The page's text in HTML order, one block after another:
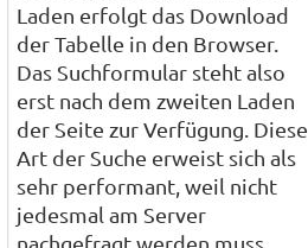
Laden erfolgt das Download
der Tabelle in den Browser.
Das Suchformular steht also
erst nach dem zweiten Laden
der Seite zur Verfügung. Diese
Art der Suche erweist sich als
sehr performant, weil nicht
jedesmal am Server
nachgefragt werden muss.